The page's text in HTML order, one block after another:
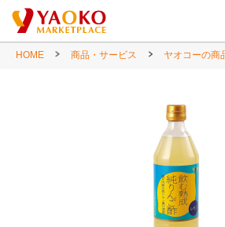
HOME 商品・サービス ヤオコーの商